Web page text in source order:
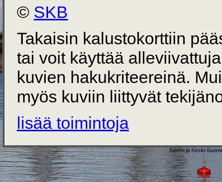
© SKB
Takaisin kalustokorttiin
tai voit käyttää
kuvien hakukriteereinä.
myös kuviin liittyvät
lisää toimintoja
Savon ja Keski-